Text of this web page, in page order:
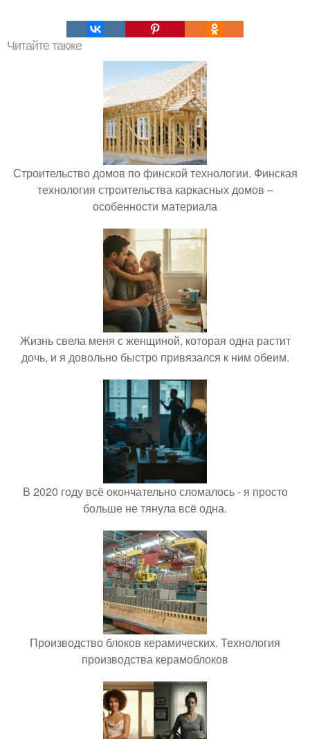
Читайте также
Строительство домов по финской технологии. Финская
технология строительства каркасных домов –
особенности материала
Жизнь свела меня с женщиной, которая одна растит
дочь, и я довольно быстро привязался к ним обеим.
В 2020 году всё окончательно сломалось - я просто
больше не тянула всё одна.
Производство блоков керамических. Технология
производства керамоблоков